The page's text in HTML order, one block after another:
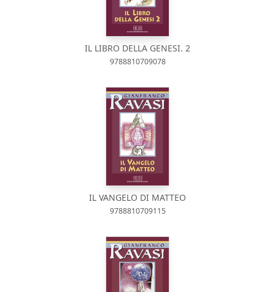
IL LIBRO DELLA GENESI. 2
9788810709078
IL VANGELO DI MATTEO
9788810709115